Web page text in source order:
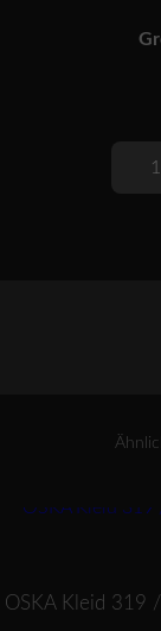
OSKA Kleid 319